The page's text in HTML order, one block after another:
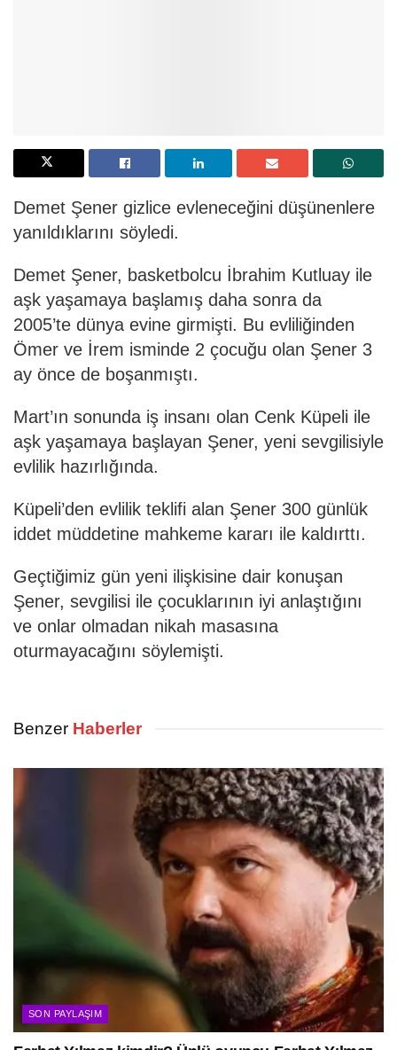
Demet Şener gizlice evleneceğini düşünenlere
yanıldıklarını söyledi.
Demet Şener, basketbolcu İbrahim Kutluay ile
aşk yaşamaya başlamış daha sonra da
2005’te dünya evine girmişti. Bu evliliğinden
Ömer ve İrem isminde 2 çocuğu olan Şener 3
ay önce de boşanmıştı.
Mart’ın sonunda iş insanı olan Cenk Küpeli ile
aşk yaşamaya başlayan Şener, yeni sevgilisiyle
evlilik hazırlığında.
Küpeli’den evlilik teklifi alan Şener 300 günlük
iddet müddetine mahkeme kararı ile kaldırttı.
Geçtiğimiz gün yeni ilişkisine dair konuşan
Şener, sevgilisi ile çocuklarının iyi anlaştığını
ve onlar olmadan nikah masasına
oturmayacağını söylemişti.
Benzer Haberler
SON PAYLAŞIM